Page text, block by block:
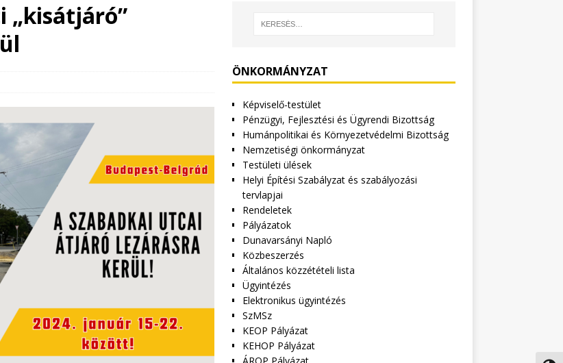
„kisátjáró”
ÖNKORMÁNYZAT
Képviselő-testület
Pénzügyi, Fejlesztési és Ügyrendi Bizottság
Humánpolitikai és Környezetvédelmi Bizottság
Nemzetiségi önkormányzat
Testületi ülések
Helyi Építési Szabályzat és szabályozási
tervlapjai
Rendeletek
Pályázatok
Dunavarsányi Napló
Közbeszerzés
Általános közzétételi lista
Ügyintézés
Elektronikus ügyintézés
SzMSz
KEOP Pályázat
KEHOP Pályázat
ÁROP Pályázat